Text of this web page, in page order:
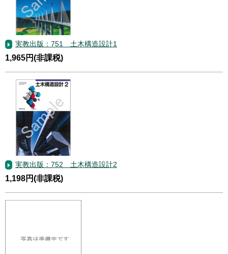
実教出版：751 土木構造設計1
1,965円(非課税)
実教出版：752 土木構造設計2
1,198円(非課税)